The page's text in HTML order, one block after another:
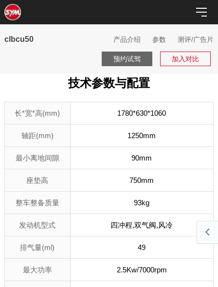
clbcu50 产品介绍 参数 测评/广告片
预约试驾 加入对比
技术参数与配置
长*宽*高(mm) 1780*630*1060
轴距(mm) 1250mm
最小离地间隙 90mm
座垫高 750mm
整车整备质量 93kg
发动机型式 四冲程,双气阀,风冷
排气量(ml) 49
最大功率 2.5Kw/7000rpm